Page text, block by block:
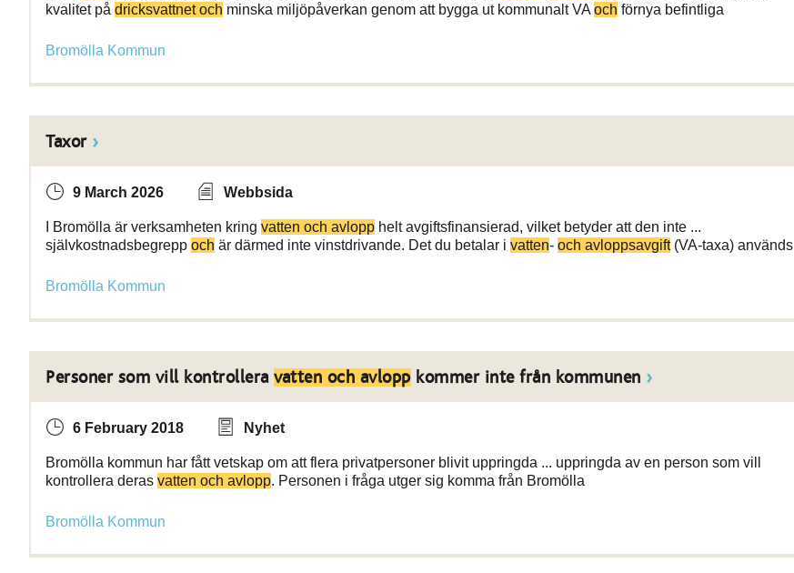
kvalitet på dricksvattnet och minska miljöpåverkan genom att bygga ut kommunalt VA och förnya befintliga
Bromölla Kommun
Taxor
9 March 2026 Webbsida
I Bromölla är verksamheten kring vatten och avlopp helt avgiftsfinansierad, vilket betyder att den inte ...
självkostnadsbegrepp och är därmed inte vinstdrivande. Det du betalar i vatten- och avloppsavgift(VA-taxa) används
Bromölla Kommun
Personer som vill kontrollera vatten och avloppkommer inte från kommunen
6 February 2018 Nyhet
Bromölla kommun har fått vetskap om att flera privatpersoner blivit uppringda ... uppringda av en person som vill
kontrollera deras vatten och avlopp. Personen i fråga utger sig komma från Bromölla
Bromölla Kommun